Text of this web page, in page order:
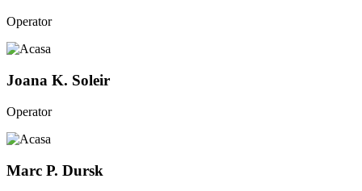
Operator
Joana K. Soleir
Operator
Marc P. Dursk